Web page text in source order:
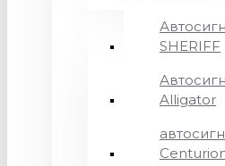
SHERIFF
Alligator